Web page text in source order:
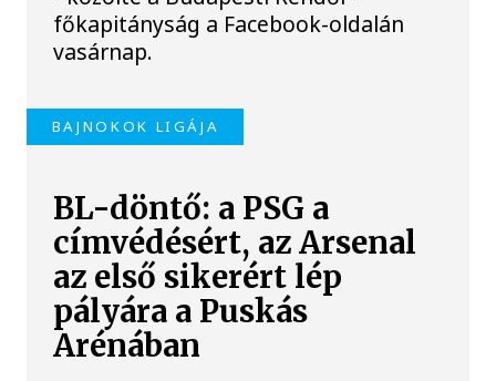
főkapitányság a Facebook-oldalán
vasárnap.
BAJNOKOK LIGÁJA
BL-döntő: a PSG a
címvédésért, az Arsenal
az első sikerért lép
pályára a Puskás
Arénában